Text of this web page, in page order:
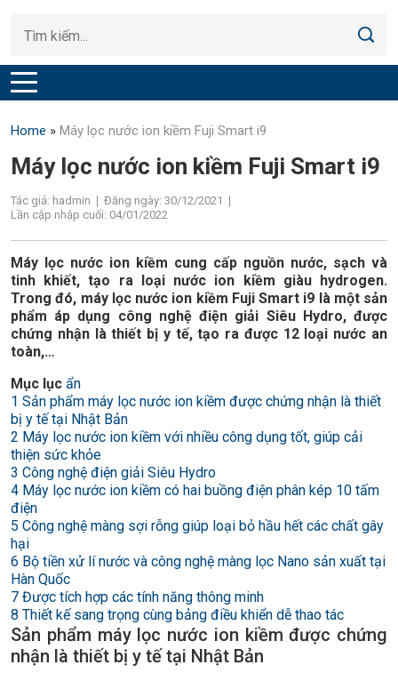
Home » Máy lọc nước ion kiềm Fuji Smart i9
Máy lọc nước ion kiềm Fuji Smart i9
Tác giả: hadmin
Đăng ngày: 30/12/2021
Lần cập nhập cuối: 04/01/2022
Máy lọc nước ion kiềm cung cấp nguồn nước, sạch và
tinh khiết, tạo ra loại nước ion kiềm giàu hydrogen.
Trong đó, máy lọc nước ion kiềm Fuji Smart i9 là một sản
phẩm áp dụng công nghệ điện giải Siêu Hydro, được
chứng nhận là thiết bị y tế, tạo ra được 12 loại nước an
toàn,…
Mục lục ẩn
1 Sản phẩm máy lọc nước ion kiềm được chứng nhận là thiết
bị y tế tại Nhật Bản
2 Máy lọc nước ion kiềm với nhiều công dụng tốt, giúp cải
thiện sức khỏe
3 Công nghệ điện giải Siêu Hydro
4 Máy lọc nước ion kiềm có hai buồng điện phân kép 10 tấm
điện
5 Công nghệ màng sợi rỗng giúp loại bỏ hầu hết các chất gây
hại
6 Bộ tiền xử lí nước và công nghệ màng lọc Nano sản xuất tại
Hàn Quốc
7 Được tích hợp các tính năng thông minh
8 Thiết kế sang trọng cùng bảng điều khiển dễ thao tác
Sản phẩm máy lọc nước ion kiềm được chứng
nhận là thiết bị y tế tại Nhật Bản